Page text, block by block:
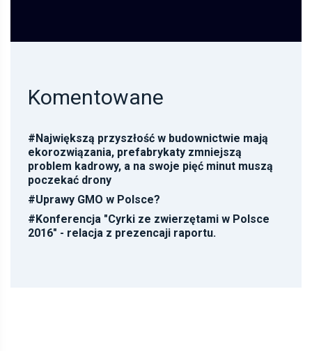
Komentowane
#Największą przyszłość w budownictwie mają
ekorozwiązania, prefabrykaty zmniejszą
problem kadrowy, a na swoje pięć minut muszą
poczekać drony
#Uprawy GMO w Polsce?
#Konferencja "Cyrki ze zwierzętami w Polsce
2016" - relacja z prezencaji raportu.